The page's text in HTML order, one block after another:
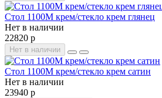
Стол 1100М крем/стекло крем глянец
Нет в наличии
22820 р
Нет в наличии
Стол 1100М крем/стекло крем сатин
Нет в наличии
23940 р